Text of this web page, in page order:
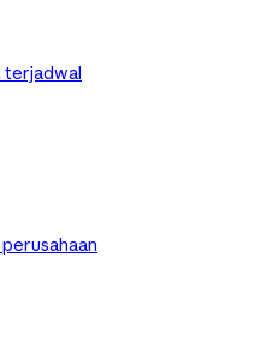
terjadwal